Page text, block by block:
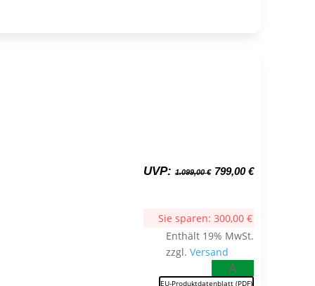
UVP: 1.099,00€ Ursprünglicher
1.099,00 €
799,00€Aktueller
Sie sparen: 300,00 €
Enthält 19% MwSt.
zzgl. Versand
A
EU-Produktdatenblatt (PDF)